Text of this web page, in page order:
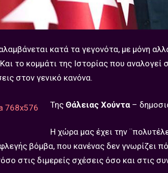
κατά τα γεγονότα, με μόνη
το κομμάτι της Ιστορίας που
στον γενικό κανόνα.
Της Θάλειας Χούντα –
Η χώρα μας έχει την
βόμβα, που κανένας δεν γνωρίζει
στις διμερείς σχέσεις όσο και στις